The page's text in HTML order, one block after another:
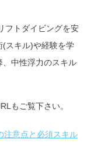
フトダイビングを安
(スキル)や経験を学
中性浮力のスキル
もご覧下さい。
注意点と必須スキル